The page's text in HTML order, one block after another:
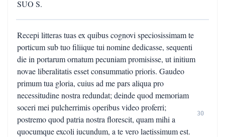
SUO S.
Recepi litteras tuas ex quibus cognovi speciosissimam te
porticum sub tuo filiique tui nomine dedicasse, sequenti
die in portarum ornatum pecuniam promisisse, ut initium
novae liberalitatis esset consummatio prioris. Gaudeo
primum tua gloria, cuius ad me pars aliqua pro
necessitudine nostra redundat; deinde quod memoriam
soceri mei pulcherrimis operibus video proferri;
postremo quod patria nostra florescit, quam mihi a
quocumque excoli iucundum, a te vero laetissimum est.
30